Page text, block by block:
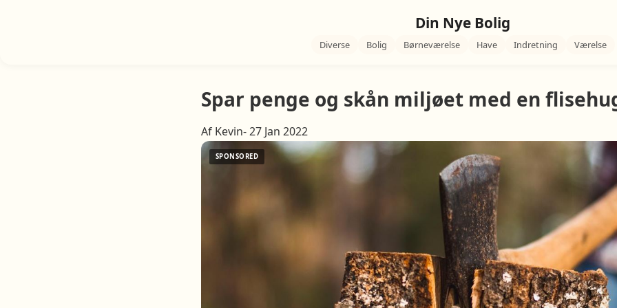
Din Nye Bolig
Diverse Bolig Børneværelse Have Indretning Værelse
Spar penge og skån miljøet med en
Af Kevin- 27 Jan 2022